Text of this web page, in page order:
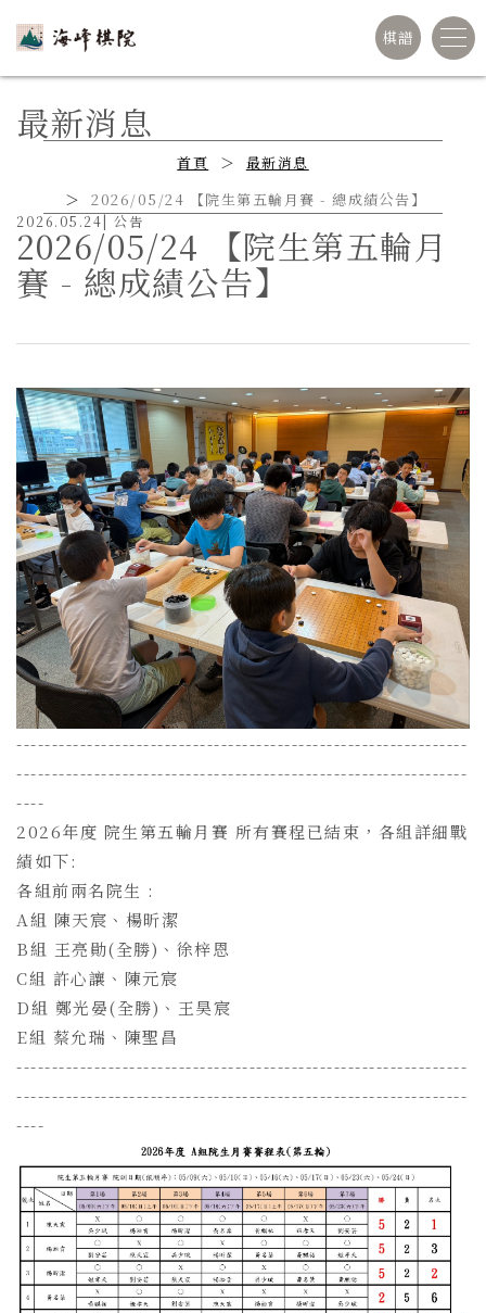
棋譜
最新消息
首頁
最新消息
2026/05/24 【院生第五輪月賽 - 總成績公告】
2026.05.24| 公告
2026/05/24 【院生第五輪月
賽 - 總成績公告】
----------------------------------------------------------------
----------------------------------------------------------------
----
2026年度 院生第五輪月賽 所有賽程已結束，各組詳細戰
績如下:
各組前兩名院生 :
A組 陳天宸、楊昕潔
B組 王亮勛(全勝)、徐梓恩
C組 許心讓、陳元宸
D組 鄭光晏(全勝)、王昊宸
E組 蔡允瑞、陳聖昌
----------------------------------------------------------------
----------------------------------------------------------------
----